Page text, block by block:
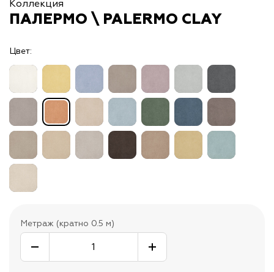
Коллекция
ПАЛЕРМО \ PALERMO CLAY
Цвет:
Метраж (кратно 0.5 м)